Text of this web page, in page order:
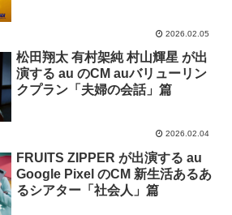
2026.02.05
松田翔太 有村架純 村山輝星 が出
演する au のCM auバリューリン
クプラン「夫婦の会話」篇
2026.02.04
FRUITS ZIPPER が出演する au
Google Pixel のCM 新生活あるあ
るシアター「社会人」篇